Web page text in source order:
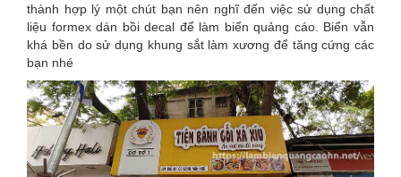
thành hợp lý một chút bạn nên nghĩ đến việc sử dụng chất
liệu formex dán bồi decal để làm biển quảng cáo. Biển vẫn
khá bền do sử dụng khung sắt làm xương để tăng cứng các
bạn nhé